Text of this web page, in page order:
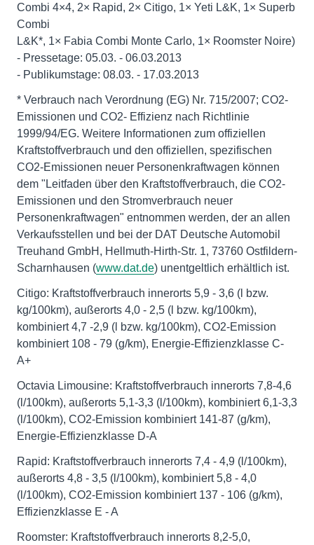
Combi 4×4, 2× Rapid, 2× Citigo, 1× Yeti L&K, 1× Superb
Combi
L&K*, 1× Fabia Combi Monte Carlo, 1× Roomster Noire)
- Pressetage: 05.03. - 06.03.2013
- Publikumstage: 08.03. - 17.03.2013
* Verbrauch nach Verordnung (EG) Nr. 715/2007; CO2-
Emissionen und CO2- Effizienz nach Richtlinie
1999/94/EG. Weitere Informationen zum offiziellen
Kraftstoffverbrauch und den offiziellen, spezifischen
CO2-Emissionen neuer Personenkraftwagen können
dem "Leitfaden über den Kraftstoffverbrauch, die CO2-
Emissionen und den Stromverbrauch neuer
Personenkraftwagen" entnommen werden, der an allen
Verkaufsstellen und bei der DAT Deutsche Automobil
Treuhand GmbH, Hellmuth-Hirth-Str. 1, 73760 Ostfildern-
Scharnhausen (www.dat.de) unentgeltlich erhältlich ist.
Citigo: Kraftstoffverbrauch innerorts 5,9 - 3,6 (l bzw.
kg/100km), außerorts 4,0 - 2,5 (l bzw. kg/100km),
kombiniert 4,7 -2,9 (l bzw. kg/100km), CO2-Emission
kombiniert 108 - 79 (g/km), Energie-Effizienzklasse C-
A+
Octavia Limousine: Kraftstoffverbrauch innerorts 7,8-4,6
(l/100km), außerorts 5,1-3,3 (l/100km), kombiniert 6,1-3,3
(l/100km), CO2-Emission kombiniert 141-87 (g/km),
Energie-Effizienzklasse D-A
Rapid: Kraftstoffverbrauch innerorts 7,4 - 4,9 (l/100km),
außerorts 4,8 - 3,5 (l/100km), kombiniert 5,8 - 4,0
(l/100km), CO2-Emission kombiniert 137 - 106 (g/km),
Effizienzklasse E - A
Roomster: Kraftstoffverbrauch innerorts 8,2-5,0,